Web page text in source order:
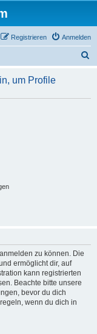
Anmelden
Registrieren
h
um Profile
zu können. Die
ermöglicht dir, auf
kann registrierten
Beachte bitte unsere
bevor du dich
wenn du dich in